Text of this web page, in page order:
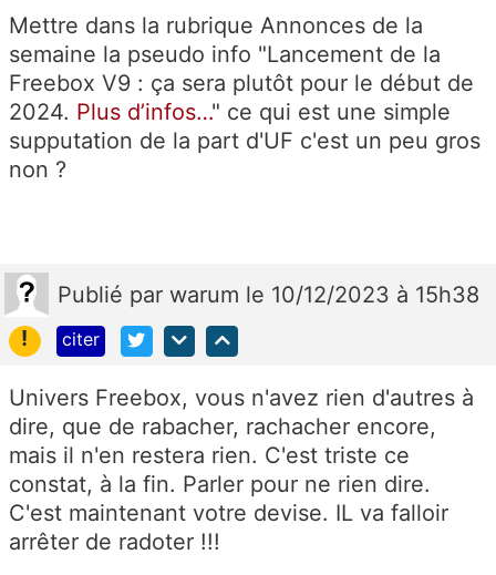
Mettre dans la rubrique Annonces de la
semaine la pseudo info "Lancement de la
Freebox V9 : ça sera plutôt pour le début de
2024. Plus d’infos…" ce qui est une simple
supputation de la part d'UF c'est un peu gros
non ?
Publié par warum le 10/12/2023 à 15h38
!
citer
Univers Freebox, vous n'avez rien d'autres à
dire, que de rabacher, rachacher encore,
mais il n'en restera rien. C'est triste ce
constat, à la fin. Parler pour ne rien dire.
C'est maintenant votre devise. IL va falloir
arrêter de radoter !!!